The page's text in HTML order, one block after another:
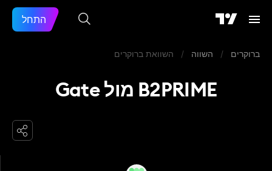
התחל
ברוקרים / השווה / השוואת ברוקרים
B2PRIME מול Gate